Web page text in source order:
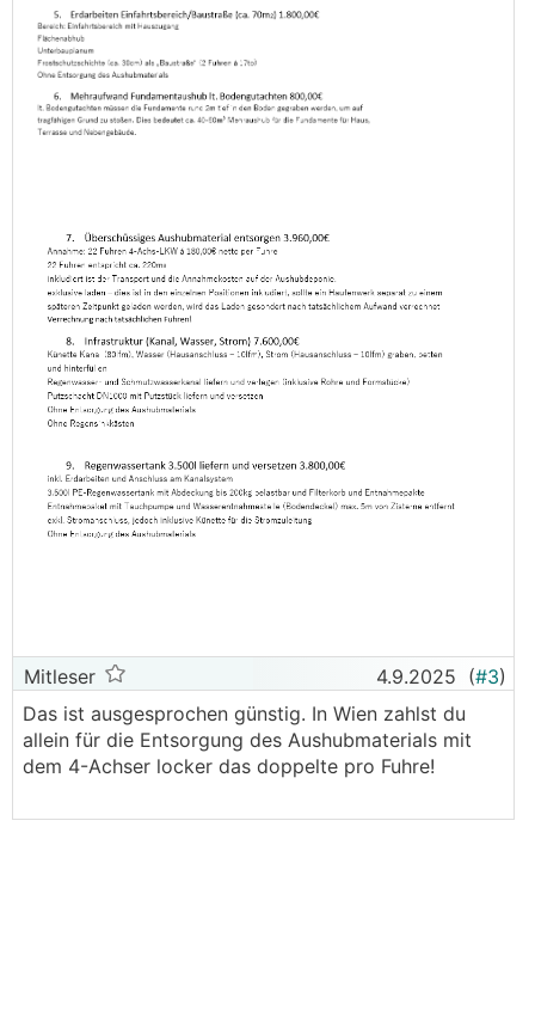
Mitleser 4.9.2025 (#3)
Das ist ausgesprochen günstig. In Wien zahlst du
allein für die Entsorgung des Aushubmaterials mit
dem 4-Achser locker das doppelte pro Fuhre!